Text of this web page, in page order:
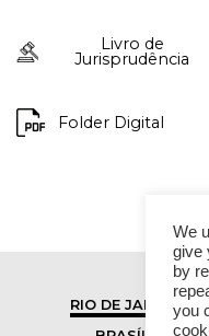
Livro de
Jurisprudência
Folder Digital
RIO DE JANEIRO
We
give
by
you